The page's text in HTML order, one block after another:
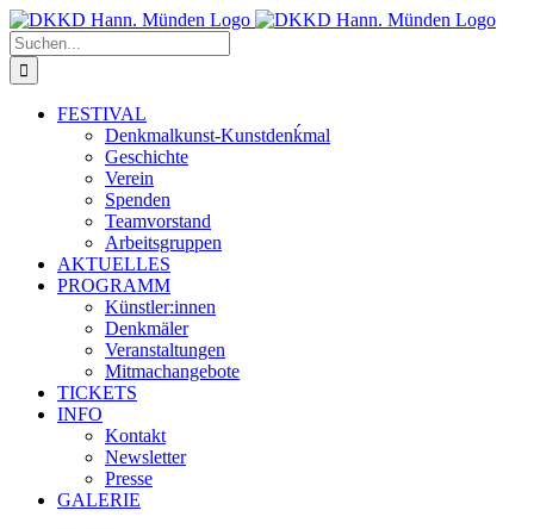
Zum
Inhalt
springen
Suche
nach:
FESTIVAL
Denkmalkunst-Kunstdenḱmal
Geschichte
Verein
Spenden
Teamvorstand
Arbeitsgruppen
AKTUELLES
PROGRAMM
Künstler:innen
Denkmäler
Veranstaltungen
Mitmachangebote
TICKETS
INFO
Kontakt
Newsletter
Presse
GALERIE